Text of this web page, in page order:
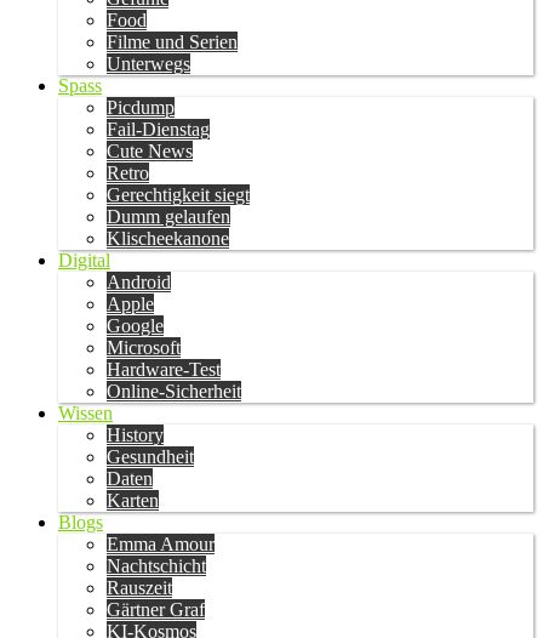
Food
Filme und Serien
Unterwegs
Spass
Picdump
Fail-Dienstag
Cute News
Retro
Gerechtigkeit siegt
Dumm gelaufen
Klischeekanone
Digital
Android
Apple
Google
Microsoft
Hardware-Test
Online-Sicherheit
Wissen
History
Gesundheit
Daten
Karten
Blogs
Emma Amour
Nachtschicht
Rauszeit
Gärtner Graf
KI-Kosmos